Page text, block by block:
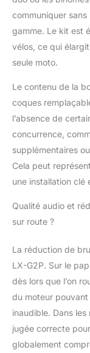
communiquer
gamme. Le kit est
vélos, ce qui
seule moto.
Le contenu de la
coques
l’absence de
concurrence,
supplémentaires
Cela peut
une installation clé
Qualité audio et
sur route ?
La réduction de
LX-G2P. Sur le
dès lors que l’on
du moteur
inaudible. Dans les
jugée correcte
globalement